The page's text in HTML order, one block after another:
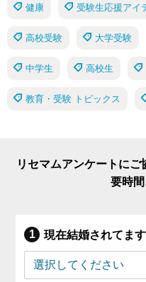
健康 受験生応援アイ
高校受験 大学受験
中学生 高校生
教育・受験 トピックス
リセマムアンケートに
要時間
現在結婚されてます